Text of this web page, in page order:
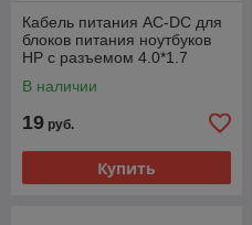
Кабель питания AC-DC для
блоков питания ноутбуков
HP с разъемом 4.0*1.7
В наличии
19 руб.
Купить